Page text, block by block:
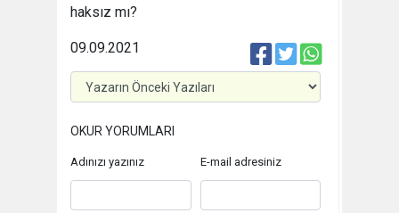
haksız mı?
09.09.2021
OKUR YORUMLARI
Adınızı yazınız E-mail adresiniz